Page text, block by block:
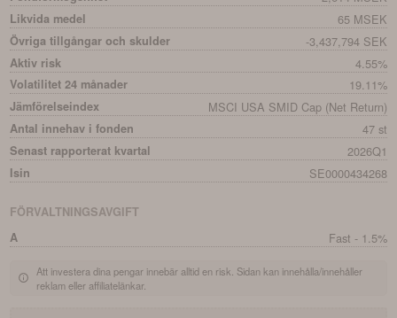
Likvida medel 65 MSEK
Övriga tillgångar och skulder -3,437,794 SEK
Aktiv risk 4.55%
Volatilitet 24 månader 19.11%
Jämförelseindex MSCI USA SMID Cap (Net Return)
Antal innehav i fonden 47 st
Senast rapporterat kvartal 2026Q1
Isin SE0000434268
FÖRVALTNINGSAVGIFT
A
Fast - 1.5%
Att investera dina pengar innebär alltid en risk. Sidan kan innehålla/innehåller
reklam eller affiliatelänkar.